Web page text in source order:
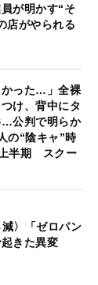
が明かす“そ
店がやられる
かった…」全裸
け、背中にタ
…公判で明らか
の“陰キャ”時
半期 スクー
〉「ゼロパン
きた異変